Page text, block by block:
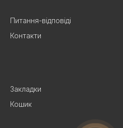
Питання-відповіді
Контакти
Закладки
Кошик